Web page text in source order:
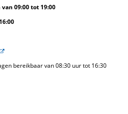
09:00 tot 19:00
bereikbaar van 08:30 uur tot 16:30